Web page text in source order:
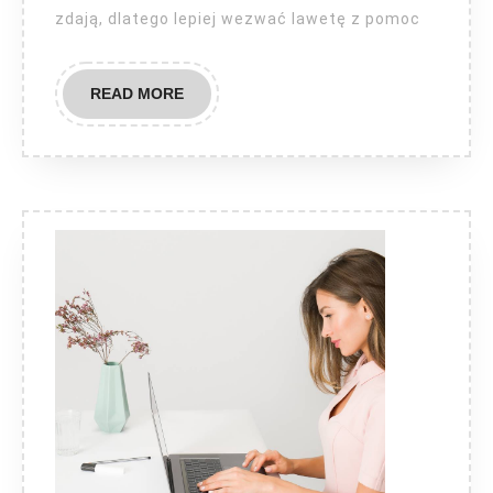
zdają, dlatego lepiej wezwać lawetę z pomoc
READ MOREREAD
MORE